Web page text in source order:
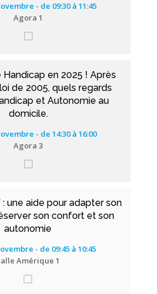
- de 09:30 à 11:45
Agora 1
Handicap en 2025 ! Après
de 2005, quels regards
et Autonomie au
domicile.
- de 14:30 à 16:00
Agora 3
: une aide pour adapter son
son confort et son
autonomie
- de 09:45 à 10:45
Amérique 1